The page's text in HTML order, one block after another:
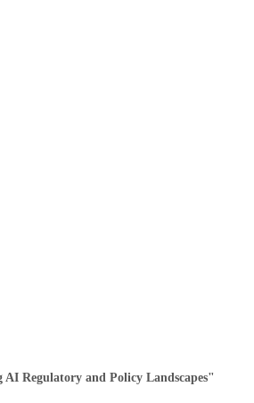
Regulatory and Policy Landscapes"